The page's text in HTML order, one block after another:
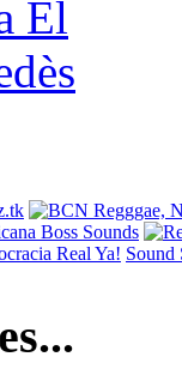
Real Ya! Sound